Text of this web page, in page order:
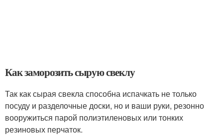
Как заморозить сырую свеклу
Так как сырая свекла способна испачкать не только
посуду и разделочные доски, но и ваши руки, резонно
вооружиться парой полиэтиленовых или тонких
резиновых перчаток.